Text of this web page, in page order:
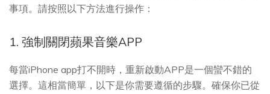
事項。請按照以下方法進行操作：
1. 強制關閉蘋果音樂APP
每當iPhone app打不開時，重新啟動APP是一個蠻不錯的
選擇。這相當簡單，以下是你需要遵循的步驟。確保你已從